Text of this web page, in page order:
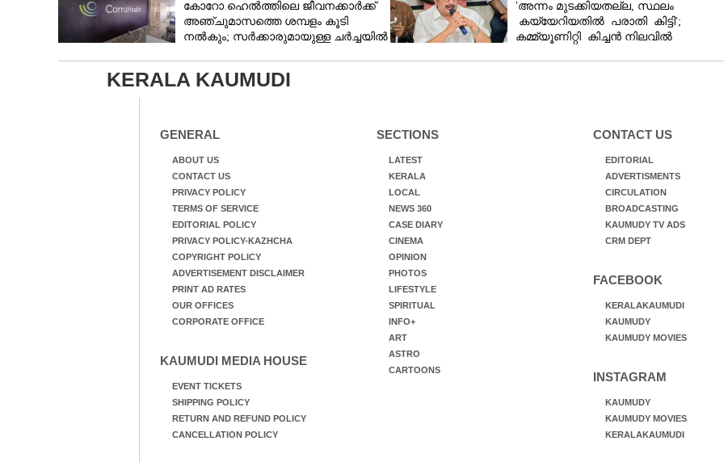
കോറോ ഹെൽത്തിലെ ജീവനക്കാർക്ക്
അഞ്ചുമാസത്തെ ശമ്പളം കൂടി
നൽകും; സർക്കാരുമായുള്ള ചർച്ചയിൽ
'അന്നം മുടക്കിയതല്ല, സ്ഥലം
കയ്യേറിയതിൽ പരാതി കിട്ടി';
കമ്മ്യൂണിറ്റി കിച്ചൻ നിലവിൽ
KERALA KAUMUDI
GENERAL
ABOUT US
CONTACT US
PRIVACY POLICY
TERMS OF SERVICE
EDITORIAL POLICY
PRIVACY POLICY-KAZHCHA
COPYRIGHT POLICY
ADVERTISEMENT DISCLAIMER
PRINT AD RATES
OUR OFFICES
CORPORATE OFFICE
KAUMUDI MEDIA HOUSE
EVENT TICKETS
SHIPPING POLICY
RETURN AND REFUND POLICY
CANCELLATION POLICY
SECTIONS
LATEST
KERALA
LOCAL
NEWS 360
CASE DIARY
CINEMA
OPINION
PHOTOS
LIFESTYLE
SPIRITUAL
INFO+
ART
ASTRO
CARTOONS
CONTACT US
EDITORIAL
ADVERTISMENTS
CIRCULATION
BROADCASTING
KAUMUDY TV ADS
CRM DEPT
FACEBOOK
KERALAKAUMUDI
KAUMUDY
KAUMUDY MOVIES
INSTAGRAM
KAUMUDY
KAUMUDY MOVIES
KERALAKAUMUDI